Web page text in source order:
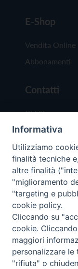
E-Shop
Vendita Online
Abbonamenti
Contatti
Chi Siamo
Redazione
Scrivici
Copyright ©
Trentina
Privacy Policy
Informativa
Utilizziamo
finalità tecniche
altre finalità
"miglioramento
"targeting e
cookie policy.
Cliccando su
cookie.
maggiori
personalizzare le
"rifiuta" o